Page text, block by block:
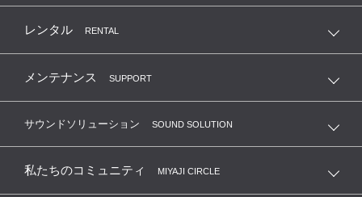
レンタル RENTAL
メンテナンス SUPPORT
サウンドソリューション SOUND SOLUTION
私たちのコミュニティ MIYAJI CIRCLE